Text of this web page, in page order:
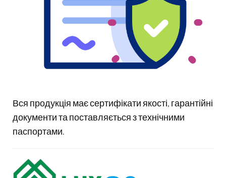
Вся продукція має сертифікати якості, гарантійні
документи та поставляється з технічними
паспортами.